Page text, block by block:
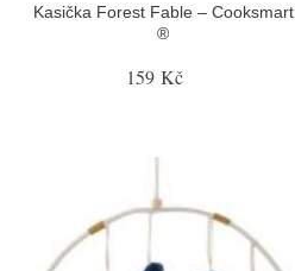
Kasička Forest Fable – Cooksmart
®
159 Kč